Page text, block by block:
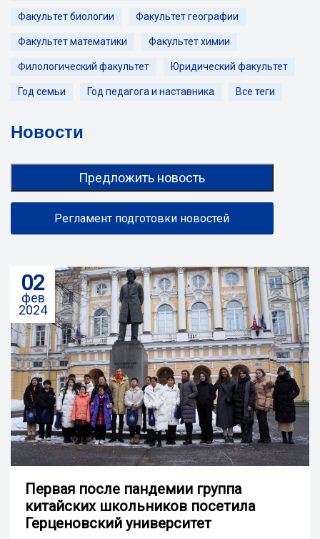
Факультет биологии Факультет географии
Факультет математики Факультет химии
Филологический факультет Юридический факультет
Год семьи Год педагога и наставника Все теги
Новости
02
фев
2024
Первая после пандемии группа
китайских школьников посетила
Герценовский университет
Предложить новость
Регламент подготовки новостей